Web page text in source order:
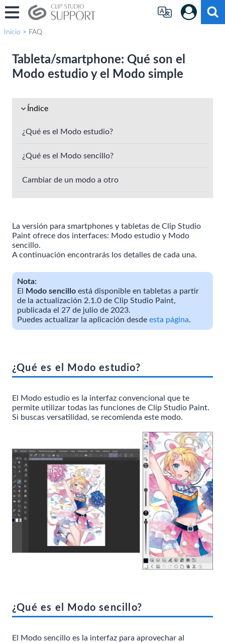
Inicio > FAQ
Tableta/smartphone: Qué son el
Modo estudio y el Modo simple
Índice
¿Qué es el Modo estudio?
¿Qué es el Modo sencillo?
Cambiar de un modo a otro
La versión para smartphones y tabletas de Clip Studio
Paint ofrece dos interfaces: Modo estudio y Modo
sencillo.
A continuación encontrarás los detalles de cada una.
Nota:
El
Modo sencillo está disponible en tabletas a partir
de la actualización 2.1.0 de Clip Studio Paint,
publicada el 27 de julio de 2023.
Puedes actualizar la aplicación desde esta página.
¿Qué es el Modo estudio?
El Modo estudio es la interfaz convencional que te
permite utilizar todas las funciones de Clip Studio Paint.
Si buscas versatilidad, se recomienda este modo.
¿Qué es el Modo sencillo?
El Modo sencillo es la interfaz para aprovechar al